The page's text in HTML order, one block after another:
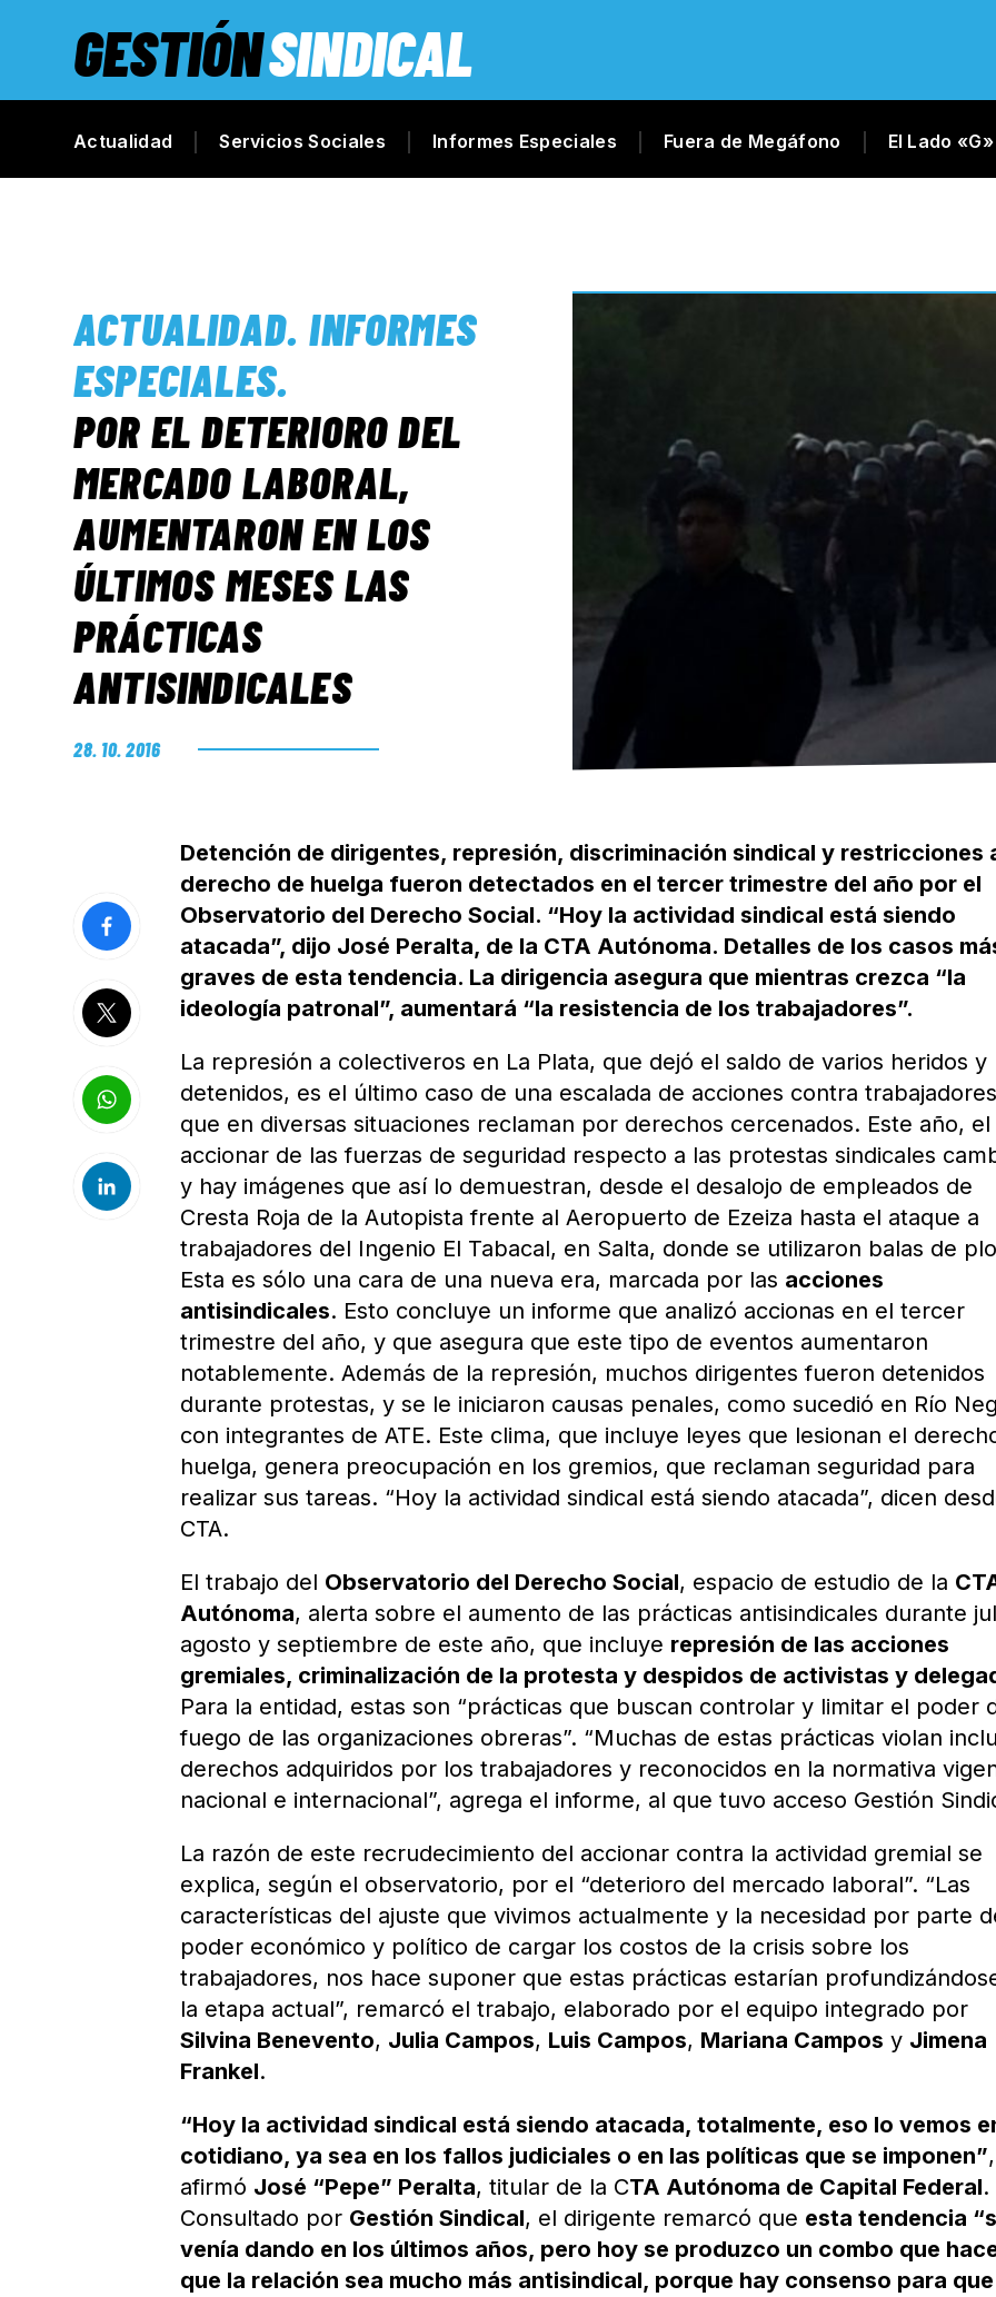
GESTIÓNSINDICAL
Actualidad Servicios Sociales Informes Especiales Fuera de Megáfono El Lado «G»
ACTUALIDAD.INFORMES
ESPECIALES.
POR EL DETERIORO DEL
MERCADO LABORAL,
AUMENTARON EN LOS
ÚLTIMOS MESES LAS
PRÁCTICAS
ANTISINDICALES
28. 10. 2016
Detención de dirigentes, represión, discriminación sindical y restricciones
derecho de huelga fueron detectados en el tercer trimestre del año por el
Observatorio del Derecho Social. “Hoy la actividad sindical está siendo
atacada”, dijo José Peralta, de la CTA Autónoma. Detalles de los casos
graves de esta tendencia. La dirigencia asegura que mientras crezca “la
ideología patronal”, aumentará “la resistencia de los trabajadores”.
La represión a colectiveros en La Plata, que dejó el saldo de varios heridos y
detenidos, es el último caso de una escalada de acciones contra
que en diversas situaciones reclaman por derechos cercenados. Este año, el
accionar de las fuerzas de seguridad respecto a las protestas sindicales
y hay imágenes que así lo demuestran, desde el desalojo de empleados de
Cresta Roja de la Autopista frente al Aeropuerto de Ezeiza hasta el ataque a
trabajadores del Ingenio El Tabacal, en Salta, donde se utilizaron balas de
Esta es sólo una cara de una nueva era, marcada por las acciones
antisindicales. Esto concluye un informe que analizó accionas en el tercer
trimestre del año, y que asegura que este tipo de eventos aumentaron
notablemente. Además de la represión, muchos dirigentes fueron detenidos
durante protestas, y se le iniciaron causas penales, como sucedió en Río
con integrantes de ATE. Este clima, que incluye leyes que lesionan el
huelga, genera preocupación en los gremios, que reclaman seguridad para
realizar sus tareas. “Hoy la actividad sindical está siendo atacada”, dicen
CTA.
El trabajo del Observatorio del Derecho Social, espacio de estudio de la
Autónoma, alerta sobre el aumento de las prácticas antisindicales durante
agosto y septiembre de este año, que incluye represión de las acciones
gremiales, criminalización de la protesta y despidos de activistas y
Para la entidad, estas son “prácticas que buscan controlar y limitar el poder
fuego de las organizaciones obreras”. “Muchas de estas prácticas violan
derechos adquiridos por los trabajadores y reconocidos en la normativa
nacional e internacional”, agrega el informe, al que tuvo acceso Gestión
La razón de este recrudecimiento del accionar contra la actividad gremial se
explica, según el observatorio, por el “deterioro del mercado laboral”. “Las
características del ajuste que vivimos actualmente y la necesidad por parte
poder económico y político de cargar los costos de la crisis sobre los
trabajadores, nos hace suponer que estas prácticas estarían
la etapa actual”, remarcó el trabajo, elaborado por el equipo integrado por
Silvina Benevento, Julia Campos, Luis Campos, Mariana Campos y Jimena
Frankel.
“Hoy la actividad sindical está siendo atacada, totalmente, eso lo vemos
cotidiano, ya sea en los fallos judiciales o en las políticas que se imponen”,
afirmó José “Pepe” Peralta, titular de la CTA Autónoma de Capital Federal.
Consultado por Gestión Sindical, el dirigente remarcó que esta tendencia
venía dando en los últimos años, pero hoy se produzco un combo que
que la relación sea mucho más antisindical, porque hay consenso para que